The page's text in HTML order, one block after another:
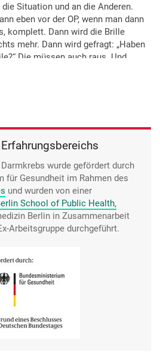
Situation und an die Anderen.
eben vor der OP, wenn man dann
komplett. Dann wird die Brille
mehr. Dann wird gefragt: „Haben
Die müssen auch raus. Und
tun sie so eine Tablette, so eine
auch, dass man irgendwie
wurde gefördert durch
für Gesundheit im Rahmen des
und wurden von einer
School of Public Health,
Berlin in Zusammenarbeit
Arbeitsgruppe durchgeführt.